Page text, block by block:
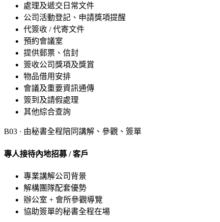
處理及遞交日常文件
公司活動登記、申請獎項提醒
代簽收 / 代寄文件
預約會議室
提供郵票、信封
簽收公司獎項及獎賞
物品借用安排
會議及重要資訊通傳
簽到及請假處理
其他綜合查詢
B03 · 由秘書全程陪同講解、參觀、簽單
專人接待內地招募 / 客戶
專業講解公司背景
解構團隊配套優勢
辦公室 + 會所參觀導覽
協助簽單的秘書全程在場